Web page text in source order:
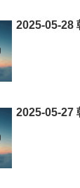
2025-05-28
2025-05-27